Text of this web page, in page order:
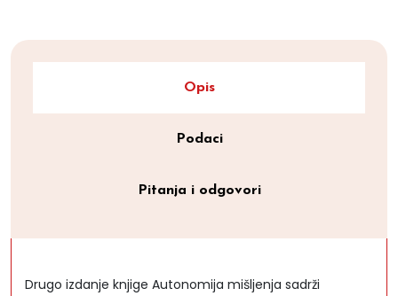
Opis
Podaci
Pitanja i odgovori
Drugo izdanje knjige Autonomija mišljenja sadrži